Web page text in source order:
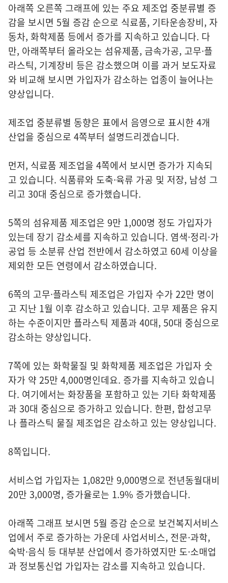
아래쪽 오른쪽 그래프에 있는 주요 제조업 중분류별 증
감을 보시면 5월 증감 순으로 식료품, 기타운송장비, 자
동차, 화학제품 등에서 증가를 지속하고 있습니다. 다
만, 아래쪽부터 올라오는 섬유제품, 금속가공, 고무·플
라스틱, 기계장비 등은 감소했으며 이를 과거 보도자료
와 비교해 보시면 가입자가 감소하는 업종이 늘어나는
양상입니다.
제조업 중분류별 동향은 표에서 음영으로 표시한 4개
산업을 중심으로 4쪽부터 설명드리겠습니다.
먼저, 식료품 제조업을 4쪽에서 보시면 증가가 지속되
고 있습니다. 식품류와 도축·육류 가공 및 저장, 남성 그
리고 30대 중심으로 증가했습니다.
5쪽의 섬유제품 제조업은 9만 1,000명 정도 가입자가
있는데 장기 감소세를 지속하고 있습니다. 염색·정리·가
공업 등 소분류 산업 전반에서 감소하였고 60세 이상을
제외한 모든 연령에서 감소하였습니다.
6쪽의 고무·플라스틱 제조업은 가입자 수가 22만 명이
고 지난 1월 이후 감소하고 있습니다. 고무 제품은 유지
하는 수준이지만 플라스틱 제품과 40대, 50대 중심으로
감소하는 양상입니다.
7쪽에 있는 화학물질 및 화학제품 제조업은 가입자 숫
자가 약 25만 4,000명인데요. 증가를 지속하고 있습니
다. 여기에서는 화장품을 포함하고 있는 기타 화학제품
과 30대 중심으로 증가하고 있습니다. 한편, 합성고무
나 플라스틱 물질 제조업은 감소하고 있는 양상입니다.
8쪽입니다.
서비스업 가입자는 1,082만 9,000명으로 전년동월대비
20만 3,000명, 증가율로는 1.9% 증가했습니다.
아래쪽 그래프 보시면 5월 증감 순으로 보건복지서비스
업에서 주로 증가하는 가운데 사업서비스, 전문·과학,
숙박·음식 등 대부분 산업에서 증가하였지만 도·소매업
과 정보통신업 가입자는 감소를 지속하고 있습니다.